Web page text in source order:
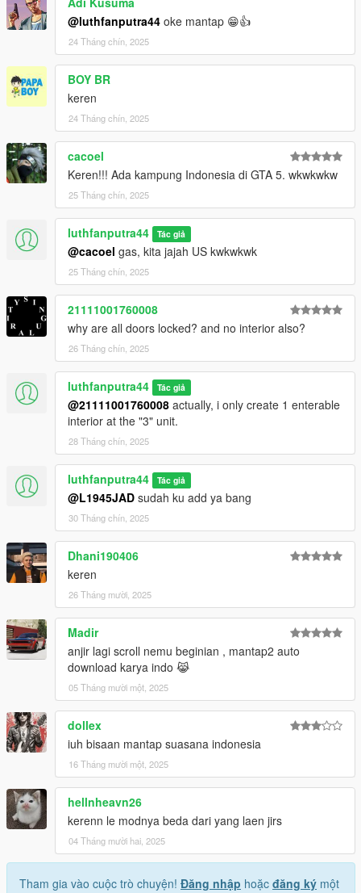
@luthfanputra44 oke mantap 😁👍
24 Tháng chín, 2025
BOY BR
keren
24 Tháng chín, 2025
cacoel
Keren!!! Ada kampung Indonesia di GTA 5. wkwkwkw
25 Tháng chín, 2025
luthfanputra44 Tác giả
@cacoel gas, kita jajah US kwkwkwk
25 Tháng chín, 2025
21111001760008
why are all doors locked? and no interior also?
26 Tháng chín, 2025
luthfanputra44 Tác giả
@21111001760008 actually, i only create 1 enterable
interior at the "3" unit.
28 Tháng chín, 2025
luthfanputra44 Tác giả
@L1945JAD sudah ku add ya bang
30 Tháng chín, 2025
Dhani190406
keren
26 Tháng mười, 2025
Madir
anjir lagi scroll nemu beginian , mantap2 auto
download karya indo 😹
05 Tháng mười một, 2025
dollex
iuh bisaan mantap suasana indonesia
16 Tháng mười một, 2025
hellnheavn26
kerenn le modnya beda dari yang laen jirs
04 Tháng mười hai, 2025
Tham gia vào cuộc trò chuyện! Đăng nhập hoặc đăng ký một